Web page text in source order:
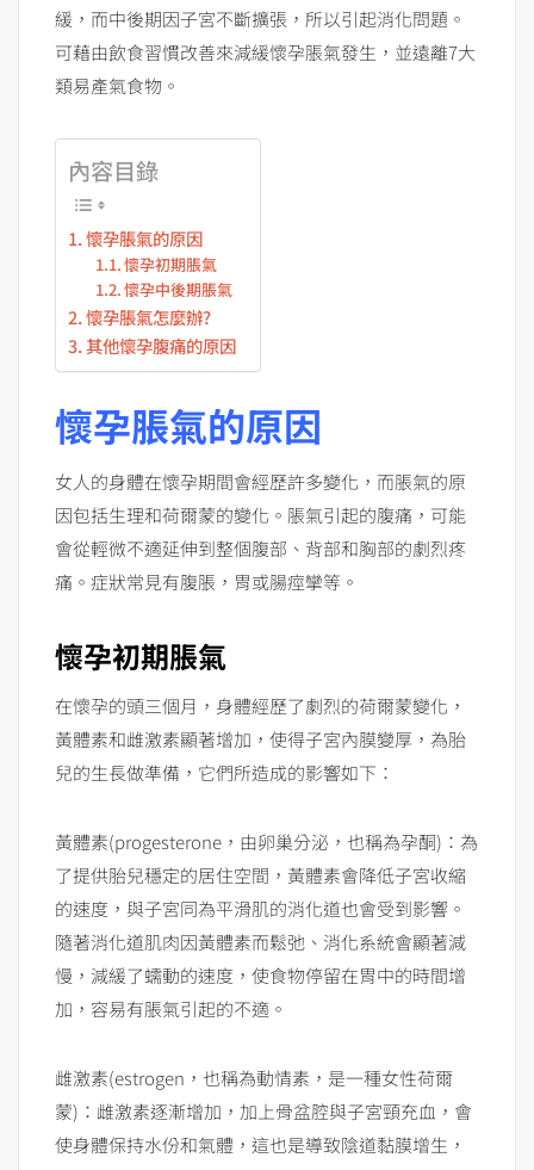
緩，而中後期因子宮不斷擴張，所以引起消化問題。
可藉由飲食習慣改善來減緩懷孕脹氣發生，並遠離7大
類易產氣食物。
內容目錄
懷孕脹氣的原因
懷孕初期脹氣
懷孕中後期脹氣
懷孕脹氣怎麼辦?
其他懷孕腹痛的原因
懷孕脹氣的原因
女人的身體在懷孕期間會經歷許多變化，而脹氣的原
因包括生理和荷爾蒙的變化。脹氣引起的腹痛，可能
會從輕微不適延伸到整個腹部、背部和胸部的劇烈疼
痛。症狀常見有腹脹，胃或腸痙攣等。
懷孕初期脹氣
在懷孕的頭三個月，身體經歷了劇烈的荷爾蒙變化，
黃體素和雌激素顯著增加，使得子宮內膜變厚，為胎
兒的生長做準備，它們所造成的影響如下：
黃體素(progesterone，由卵巢分泌，也稱為孕酮)：為
了提供胎兒穩定的居住空間，黃體素會降低子宮收縮
的速度，與子宮同為平滑肌的消化道也會受到影響。
隨著消化道肌肉因黃體素而鬆弛、消化系統會顯著減
慢，減緩了蠕動的速度，使食物停留在胃中的時間增
加，容易有脹氣引起的不適。
雌激素(estrogen，也稱為動情素，是一種女性荷爾
蒙)：雌激素逐漸增加，加上骨盆腔與子宮頸充血，會
使身體保持水份和氣體，這也是導致陰道黏膜增生，